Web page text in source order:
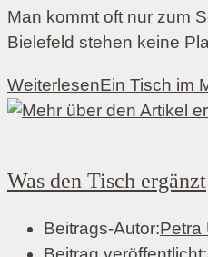
Man kommt oft nur zum
Bielefeld stehen keine
WeiterlesenEin Tisch im
Was den Tisch ergänzt
Beitrags-Autor:Petra